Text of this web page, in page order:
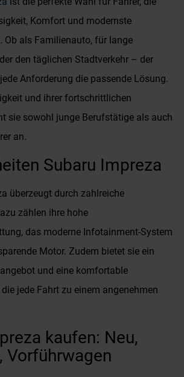
Komfort und modernste
Ob als Familienauto, für lange
den täglichen Stadtverkehr – der
Anforderung die passende Lösung.
und ihrer fortschrittlichen
sie sowohl junge Berufstätige als auch
an.
Subaru Impreza
überzeugt durch zahlreiche
zählen ihre hohe
das moderne Infotainment-System
Motor. Zudem bietet sie ein
und eine komfortable
jede Fahrt zu einem angenehmen
kaufen: Neu,
Vorführwagen